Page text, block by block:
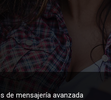
de mensajería avanzada